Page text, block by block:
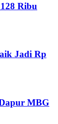
Ribu
Jadi Rp
MBG